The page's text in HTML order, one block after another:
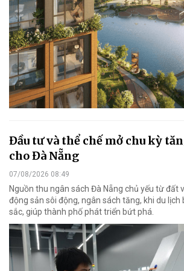
Đầu tư và thể chế mở chu kỳ
cho Đà Nẵng
07/08/2026 08:49
Nguồn thu ngân sách Đà Nẵng chủ yếu từ đất
động sản sôi động, ngân sách tăng, khi du lịch
sắc, giúp thành phố phát triển bứt phá.